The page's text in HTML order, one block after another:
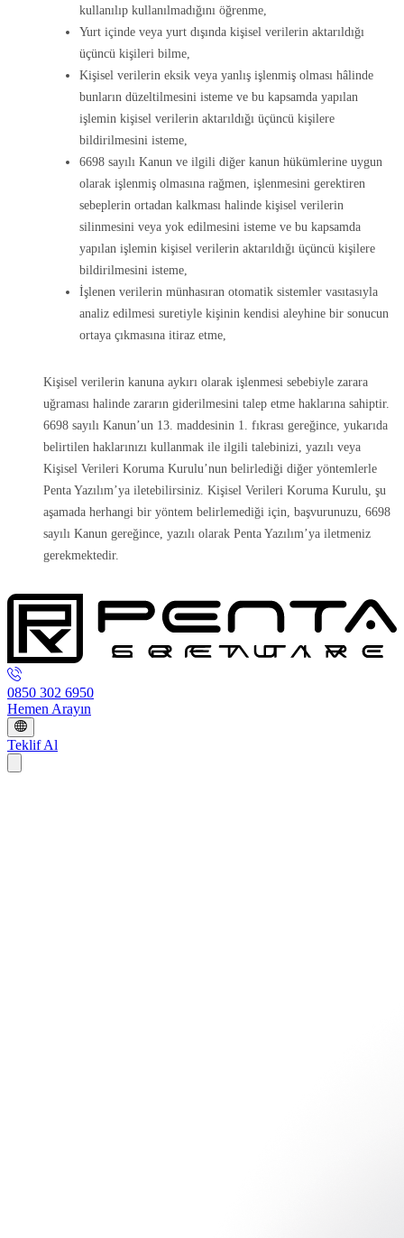
kullanılıp kullanılmadığını öğrenme,
Yurt içinde veya yurt dışında kişisel verilerin aktarıldığı
üçüncü kişileri bilme,
Kişisel verilerin eksik veya yanlış işlenmiş olması hâlinde
bunların düzeltilmesini isteme ve bu kapsamda yapılan
işlemin kişisel verilerin aktarıldığı üçüncü kişilere
bildirilmesini isteme,
6698 sayılı Kanun ve ilgili diğer kanun hükümlerine uygun
olarak işlenmiş olmasına rağmen, işlenmesini gerektiren
sebeplerin ortadan kalkması halinde kişisel verilerin
silinmesini veya yok edilmesini isteme ve bu kapsamda
yapılan işlemin kişisel verilerin aktarıldığı üçüncü kişilere
bildirilmesini isteme,
İşlenen verilerin münhasıran otomatik sistemler vasıtasıyla
analiz edilmesi suretiyle kişinin kendisi aleyhine bir sonucun
ortaya çıkmasına itiraz etme,
Kişisel verilerin kanuna aykırı olarak işlenmesi sebebiyle zarara
uğraması halinde zararın giderilmesini talep etme haklarına sahiptir.
6698 sayılı Kanun’un 13. maddesinin 1. fıkrası gereğince, yukarıda
belirtilen haklarınızı kullanmak ile ilgili talebinizi, yazılı veya
Kişisel Verileri Koruma Kurulu’nun belirlediği diğer yöntemlerle
Penta Yazılım’ya iletebilirsiniz. Kişisel Verileri Koruma Kurulu, şu
aşamada herhangi bir yöntem belirlemediği için, başvurunuzu, 6698
sayılı Kanun gereğince, yazılı olarak Penta Yazılım’ya iletmeniz
gerekmektedir.
0850 302 6950
Hemen Arayın
Teklif Al